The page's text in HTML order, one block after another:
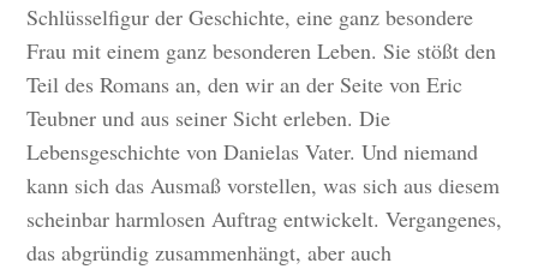
Schlüsselfigur der Geschichte, eine ganz besondere
Frau mit einem ganz besonderen Leben. Sie stößt den
Teil des Romans an, den wir an der Seite von Eric
Teubner und aus seiner Sicht erleben. Die
Lebensgeschichte von Danielas Vater. Und niemand
kann sich das Ausmaß vorstellen, was sich aus diesem
scheinbar harmlosen Auftrag entwickelt. Vergangenes,
das abgründig zusammenhängt, aber auch